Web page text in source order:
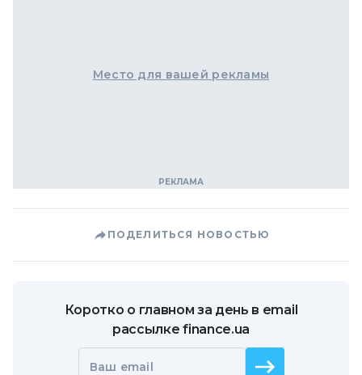
Место для вашей рекламы
ПОДЕЛИТЬСЯ НОВОСТЬЮ
Коротко о главном за день в email
рассылке finance.ua
Ваш email